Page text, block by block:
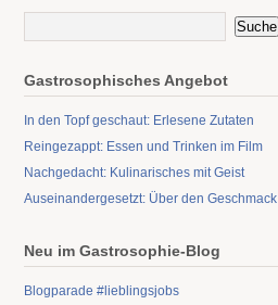
Gastrosophisches Angebot
In den Topf geschaut: Erlesene Zutaten
Reingezappt: Essen und Trinken im Film
Nachgedacht: Kulinarisches mit Geist
Auseinandergesetzt: Über den Geschmack
Neu im Gastrosophie-Blog
Blogparade #lieblingsjobs